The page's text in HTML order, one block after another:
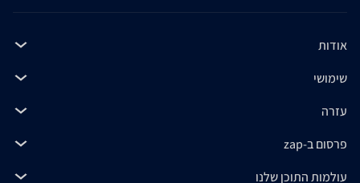
אודות
שימושי
עזרה
פרסום ב-zap
עולמות התוכן שלנו